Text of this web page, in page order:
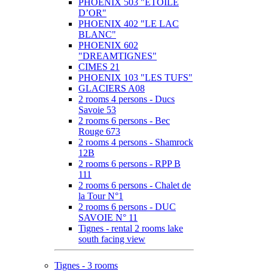
PHOENIX 503 "ETOILE
D’OR"
PHOENIX 402 "LE LAC
BLANC"
PHOENIX 602
"DREAMTIGNES"
CIMES 21
PHOENIX 103 "LES TUFS"
GLACIERS A08
2 rooms 4 persons - Ducs
Savoie 53
2 rooms 6 persons - Bec
Rouge 673
2 rooms 4 persons - Shamrock
12B
2 rooms 6 persons - RPP B
111
2 rooms 6 persons - Chalet de
la Tour N°1
2 rooms 6 persons - DUC
SAVOIE N° 11
Tignes - rental 2 rooms lake
south facing view
Tignes - 3 rooms